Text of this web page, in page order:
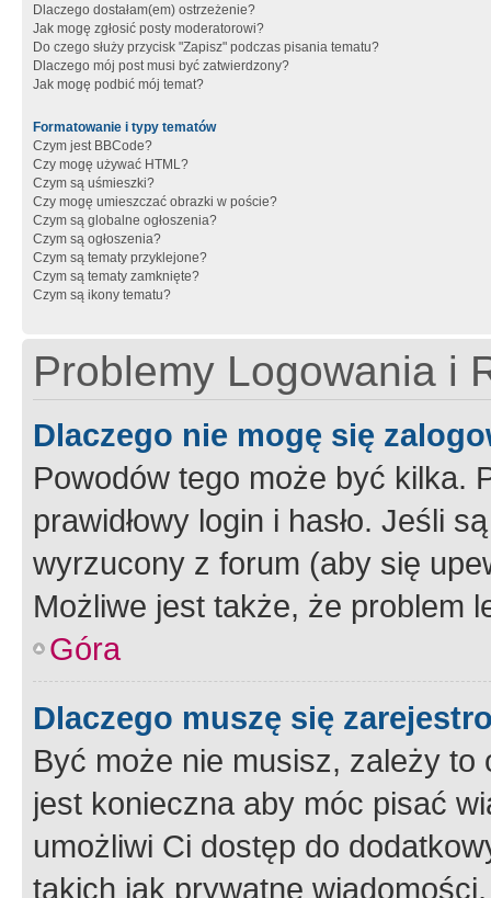
Dlaczego dostałam(em) ostrzeżenie?
Jak mogę zgłosić posty moderatorowi?
Do czego służy przycisk "Zapisz" podczas pisania tematu?
Dlaczego mój post musi być zatwierdzony?
Jak mogę podbić mój temat?
Formatowanie i typy tematów
Czym jest BBCode?
Czy mogę używać HTML?
Czym są uśmieszki?
Czy mogę umieszczać obrazki w poście?
Czym są globalne ogłoszenia?
Czym są ogłoszenia?
Czym są tematy przyklejone?
Czym są tematy zamknięte?
Czym są ikony tematu?
Problemy Logowania i
Dlaczego nie mogę się
Powodów tego może być kilka.
prawidłowy login i hasło. Jeśli
wyrzucony z forum (aby się
Możliwe jest także, że problem
Góra
Dlaczego muszę się
Być może nie musisz, zależy
jest konieczna aby móc pisać
umożliwi Ci dostęp do
takich jak prywatne